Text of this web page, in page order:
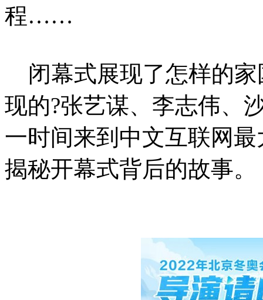
程……
闭幕式展现了怎样的家
现的?张艺谋、李志伟、
一时间来到中文互联网
揭秘开幕式背后的故事。